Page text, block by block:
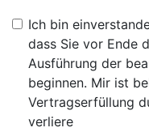
Ich bin
dass Sie vor Ende
Ausführung der
beginnen. Mir ist
Vertragserfüllung
verliere